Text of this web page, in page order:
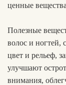
ценные
Полезные
волос и ногтей,
цвет и рельеф,
улучшают
внимания,